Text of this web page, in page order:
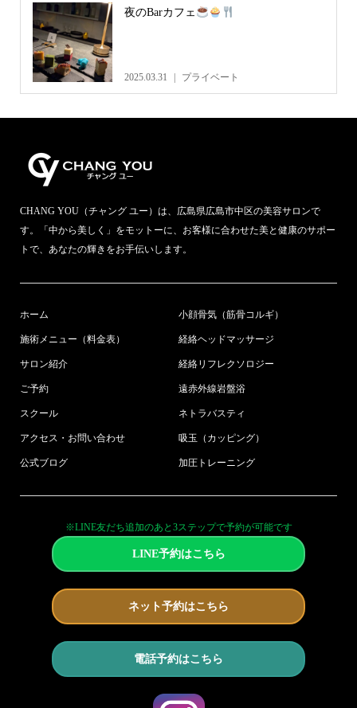
夜のBarカフェ
2025.03.31 プライベート
CHANG YOU（チャング ユー）は、広島県広島市中区の美容サロンで
す。「中から美しく」をモットーに、お客様に合わせた美と健康のサポー
トで、あなたの輝きをお手伝いします。
ホーム
施術メニュー（料金表）
サロン紹介
ご予約
スクール
アクセス・お問い合わせ
公式ブログ
小顔骨気（筋骨コルギ）
経絡ヘッドマッサージ
経絡リフレクソロジー
遠赤外線岩盤浴
ネトラバスティ
吸玉（カッピング）
加圧トレーニング
※LINE友だち追加のあと3ステップで予約が可能です
LINE予約はこちら
ネット予約はこちら
電話予約はこちら